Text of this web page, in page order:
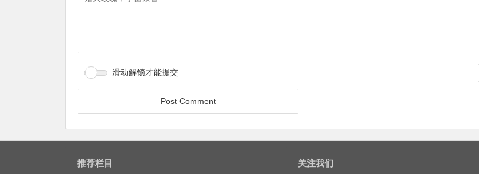
滑动解锁才能提交
推荐栏目 关注我们